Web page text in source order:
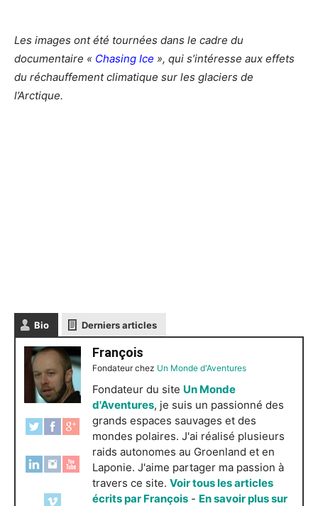
Les images ont été tournées dans le cadre du
documentaire « Chasing Ice », qui s’intéresse aux effets
du réchauffement climatique sur les glaciers de
l’Arctique.
Bio Derniers articles
François
Fondateurchez Un Monde d'Aventures
Fondateur du site Un Monde
d'Aventures, je suis un passionné des
grands espaces sauvages et des
mondes polaires. J'ai réalisé plusieurs
raids autonomes au Groenland et en
Laponie. J'aime partager ma passion à
travers ce site. Voir tous les articles
écrits par François - En savoir plus sur